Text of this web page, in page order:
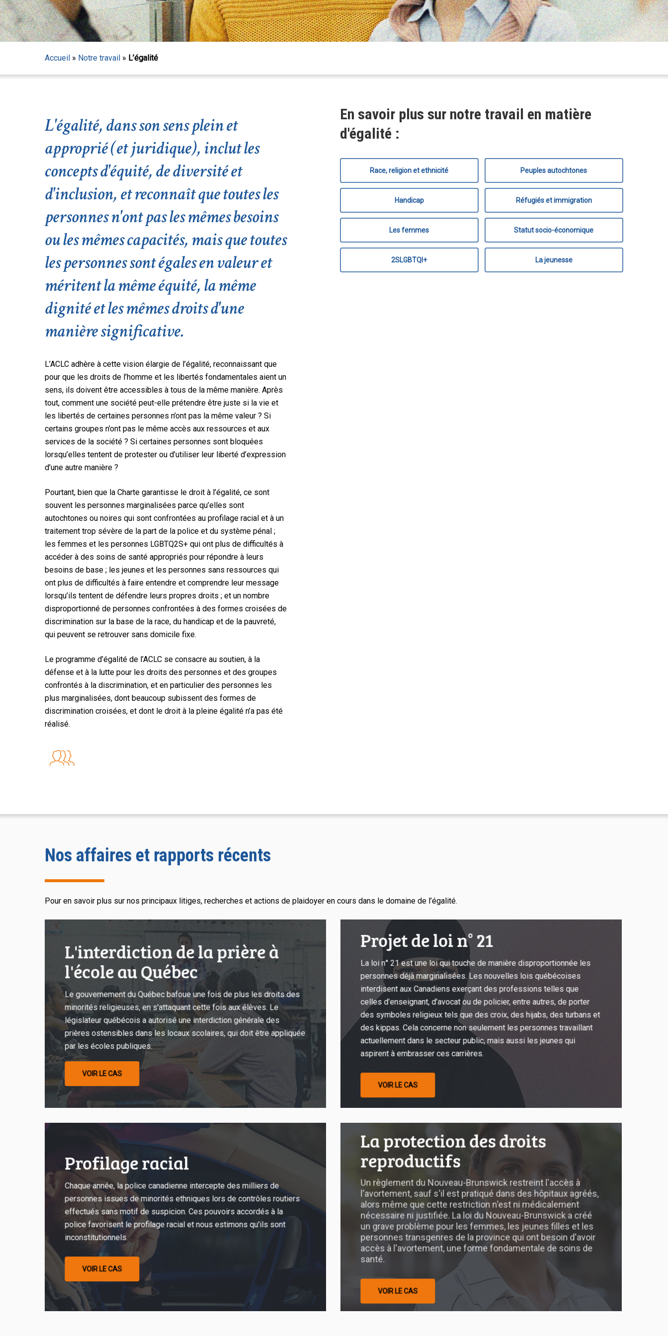
Appuyez sur Entrée pour lancer la recherche ou sur Échap pour fermer
Accueil » Notre travail » L’égalité
L'égalité, dans son sens plein et
approprié (et juridique), inclut les
concepts d'équité, de diversité et
d'inclusion, et reconnaît que toutes les
personnes n'ont pas les mêmes besoins
ou les mêmes capacités, mais que toutes
les personnes sont égales en valeur et
méritent la même équité, la même
dignité et les mêmes droits d'une
manière significative.
L’ACLC adhère à cette vision élargie de l’égalité, reconnaissant que
pour que les droits de l’homme et les libertés fondamentales aient un
sens, ils doivent être accessibles à tous de la même manière. Après
tout, comment une société peut-elle prétendre être juste si la vie et
les libertés de certaines personnes n’ont pas la même valeur ? Si
certains groupes n’ont pas le même accès aux ressources et aux
services de la société ? Si certaines personnes sont bloquées
lorsqu’elles tentent de protester ou d’utiliser leur liberté d’expression
d’une autre manière ?
Pourtant, bien que la Charte garantisse le droit à l’égalité, ce sont
souvent les personnes marginalisées parce qu’elles sont
autochtones ou noires qui sont confrontées au profilage racial et à un
traitement trop sévère de la part de la police et du système pénal ;
les femmes et les personnes LGBTQ2S+ qui ont plus de difficultés à
accéder à des soins de santé appropriés pour répondre à leurs
besoins de base ; les jeunes et les personnes sans ressources qui
ont plus de difficultés à faire entendre et comprendre leur message
lorsqu’ils tentent de défendre leurs propres droits ; et un nombre
disproportionné de personnes confrontées à des formes croisées de
discrimination sur la base de la race, du handicap et de la pauvreté,
qui peuvent se retrouver sans domicile fixe.
Le programme d’égalité de l’ACLC se consacre au soutien, à la
défense et à la lutte pour les droits des personnes et des groupes
confrontés à la discrimination, et en particulier des personnes les
plus marginalisées, dont beaucoup subissent des formes de
discrimination croisées, et dont le droit à la pleine égalité n’a pas été
réalisé.
En savoir plus sur notre travail en matière
d'égalité :
Race, religion et ethnicité
Handicap
Les femmes
2SLGBTQI+
Peuples autochtones
Réfugiés et immigration
Statut socio-économique
La jeunesse
Nos affaires et rapports récents
Pour en savoir plus sur nos principaux litiges, recherches et actions de plaidoyer en cours dans le domaine de l’égalité.
l’école
au
Québec
L'interdiction de la prière à
l'école au Québec
Le gouvernement du Québec bafoue une fois de plus les droits des
minorités religieuses, en s'attaquant cette fois aux élèves. Le
législateur québécois a autorisé une interdiction générale des
prières ostensibles dans les locaux scolaires, qui doit être appliquée
par les écoles publiques.
VOIR LE CAS
Projet de loi n° 21
La loi n° 21 est une loi qui touche de manière disproportionnée les
personnes déjà marginalisées. Les nouvelles lois québécoises
interdisent aux Canadiens exerçant des professions telles que
celles d’enseignant, d’avocat ou de policier, entre autres, de porter
des symboles religieux tels que des croix, des hijabs, des turbans et
des kippas. Cela concerne non seulement les personnes travaillant
actuellement dans le secteur public, mais aussi les jeunes qui
aspirent à embrasser ces carrières.
VOIR LE CAS
Profilage
Profilage racial
Chaque année, la police canadienne intercepte des milliers de
personnes issues de minorités ethniques lors de contrôles routiers
effectués sans motif de suspicion. Ces pouvoirs accordés à la
police favorisent le profilage racial et nous estimons qu'ils sont
inconstitutionnels.
VOIR LE CAS
reproduction
La protection des droits
reproductifs
Un règlement du Nouveau-Brunswick restreint l'accès à
l'avortement, sauf s'il est pratiqué dans des hôpitaux agréés,
alors même que cette restriction n'est ni médicalement
nécessaire ni justifiée. La loi du Nouveau-Brunswick a créé
un grave problème pour les femmes, les jeunes filles et les
personnes transgenres de la province qui ont besoin d'avoir
accès à l'avortement, une forme fondamentale de soins de
santé.
VOIR LE CAS